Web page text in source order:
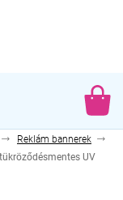
Reklám bannerek
UV